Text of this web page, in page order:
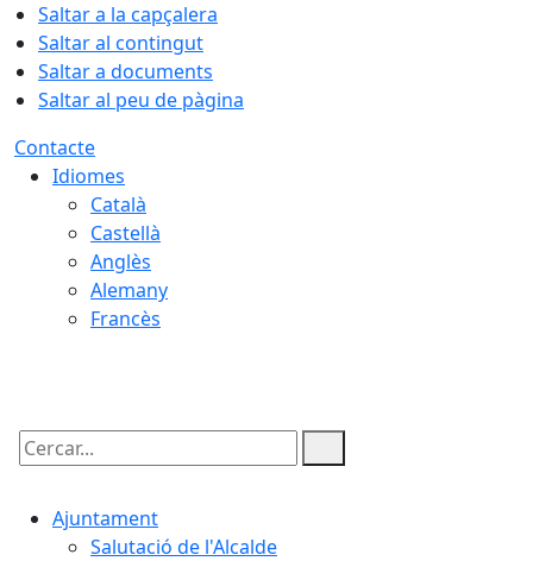
Saltar a la capçalera
Saltar al contingut
Saltar a documents
Saltar al peu de pàgina
Contacte
Idiomes
Català
Castellà
Anglès
Alemany
Francès
Cercar:
Ajuntament
Salutació de l'Alcalde